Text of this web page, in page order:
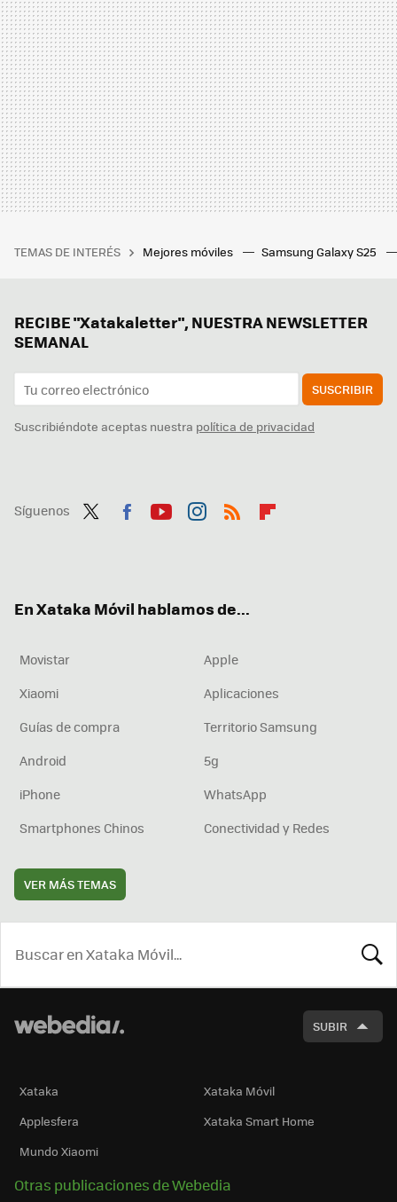
TEMAS DE INTERÉS Mejores móviles Samsung Galaxy S25
RECIBE "Xatakaletter", NUESTRA NEWSLETTER
SEMANAL
SUSCRIBIR
Suscribiéndote aceptas nuestra política de privacidad
Síguenos
En Xataka Móvil hablamos de...
Movistar
Apple
Xiaomi
Aplicaciones
Guías de compra
Territorio Samsung
Android
5g
iPhone
WhatsApp
Smartphones Chinos
Conectividad y Redes
VER MÁS TEMAS
SUBIR
Xataka
Xataka Móvil
Applesfera
Xataka Smart Home
Mundo Xiaomi
Otras publicaciones de Webedia